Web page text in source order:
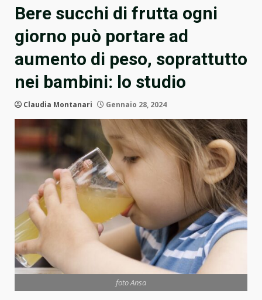
Bere succhi di frutta ogni
giorno può portare ad
aumento di peso, soprattutto
nei bambini: lo studio
Claudia Montanari Gennaio 28, 2024
foto Ansa